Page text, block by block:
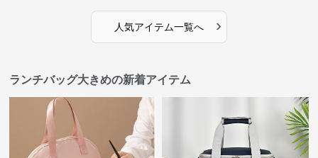
人気アイテム一覧へ ›
ランチバッグ大きめの新着アイテム